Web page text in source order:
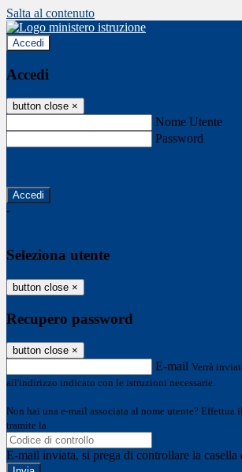
Salta al contenuto
Accedi
Accedi
button close ×
Nome Utente
Password
-
Seleziona utente
button close ×
Recupero password
button close ×
E-mail Verrà
all'indirizzo indicato con le istruzioni necessarie.
Non hai una e-mail associata al nome utente? Effettua
tramite la
E-mail inviata, si prega di controllare la casella